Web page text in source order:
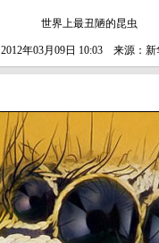
世界上最丑陋的昆虫
2012年03月09日 10:03 来源：新